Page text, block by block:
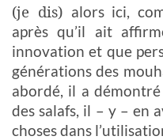
(je dis) alors ici,
après qu’il ait
innovation et que
générations des
abordé, il a
des salafs, il – y – en
choses dans